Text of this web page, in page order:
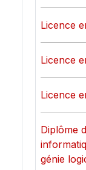
Licence
Licence
Licence
Diplôme
génie